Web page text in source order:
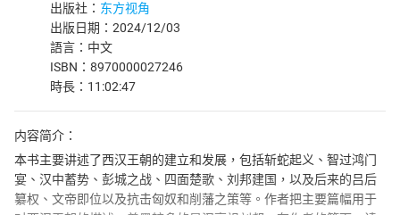
出版社： 东方视角
出版日期：2024/12/03
語言：中文
ISBN：8970000027246
時長：11:02:47
内容简介：
本书主要讲述了西汉王朝的建立和发展，包括斩蛇起义、智过鸿门
宴、汉中蓄势、彭城之战、四面楚歌、刘邦建国，以及后来的吕后
纂权、文帝即位以及抗击匈奴和削藩之策等。作者把主要篇幅用于